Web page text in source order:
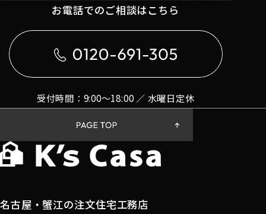
お電話でのご相談はこちら
受付時間：9:00〜18:00 ／ 水曜日定休
名古屋・蟹江の注文住宅工務店